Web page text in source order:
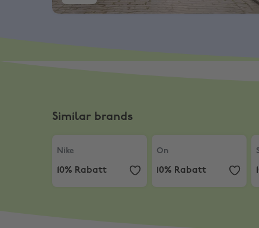
Similar brands
Nike
10% Rabatt
On
10% Rabatt